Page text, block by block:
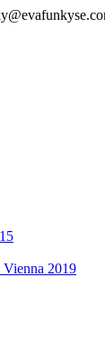
és a
2019